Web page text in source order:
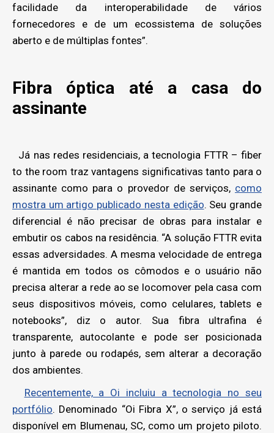
facilidade da interoperabilidade de vários
fornecedores e de um ecossistema de soluções
aberto e de múltiplas fontes”.
Fibra óptica até a casa do
assinante
Já nas redes residenciais, a tecnologia FTTR – fiber
to the room traz vantagens significativas tanto para o
assinante como para o provedor de serviços, como
mostra um artigo publicado nesta edição. Seu grande
diferencial é não precisar de obras para instalar e
embutir os cabos na residência. “A solução FTTR evita
essas adversidades. A mesma velocidade de entrega
é mantida em todos os cômodos e o usuário não
precisa alterar a rede ao se locomover pela casa com
seus dispositivos móveis, como celulares, tablets e
notebooks”, diz o autor. Sua fibra ultrafina é
transparente, autocolante e pode ser posicionada
junto à parede ou rodapés, sem alterar a decoração
dos ambientes.
Recentemente, a Oi incluiu a tecnologia no seu
portfólio. Denominado “Oi Fibra X”, o serviço já está
disponível em Blumenau, SC, como um projeto piloto.